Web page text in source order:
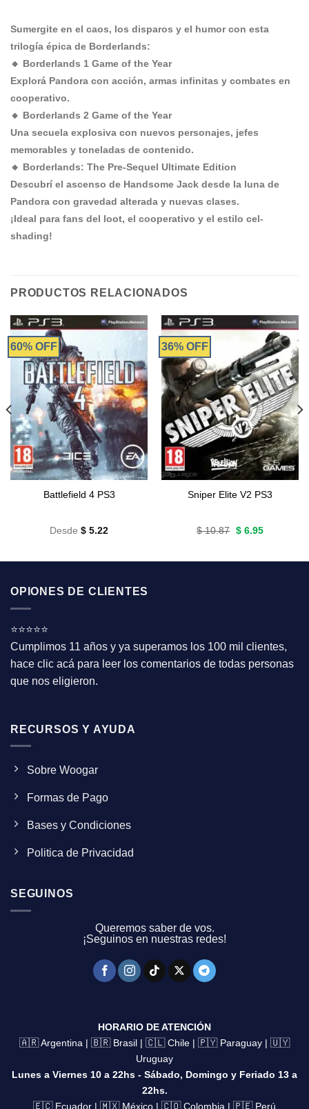
Sumergite en el caos, los disparos y el humor con esta
trilogía épica de Borderlands:
🔸 Borderlands 1 Game of the Year
Explorá Pandora con acción, armas infinitas y combates en
cooperativo.
🔸 Borderlands 2 Game of the Year
Una secuela explosiva con nuevos personajes, jefes
memorables y toneladas de contenido.
🔸 Borderlands: The Pre-Sequel Ultimate Edition
Descubrí el ascenso de Handsome Jack desde la luna de
Pandora con gravedad alterada y nuevas clases.
¡Ideal para fans del loot, el cooperativo y el estilo cel-
shading!
PRODUCTOS RELACIONADOS
60% OFF
Battlefield 4 PS3
Desde $ 5.22
36% OFF
Sniper Elite V2 PS3
$10.87 Original
$6.95Current
OPIONES DE CLIENTES
⭐⭐⭐⭐⭐
Cumplimos 11 años y ya superamos los 100 mil clientes,
hace clic acá para leer los comentarios de todas personas
que nos eligieron.
RECURSOS Y AYUDA
Sobre Woogar
Formas de Pago
Bases y Condiciones
Politica de Privacidad
SEGUINOS
Queremos saber de vos.
¡Seguinos en nuestras redes!
HORARIO DE ATENCIÓN
🇦🇷 Argentina | 🇧🇷 Brasil | 🇨🇱 Chile | 🇵🇾 Paraguay | 🇺🇾
Uruguay
Lunes a Viernes 10 a 22hs - Sábado, Domingo y Feriado 13 a
22hs.
🇪🇨 Ecuador | 🇲🇽 México | 🇨🇴 Colombia | 🇵🇪 Perú